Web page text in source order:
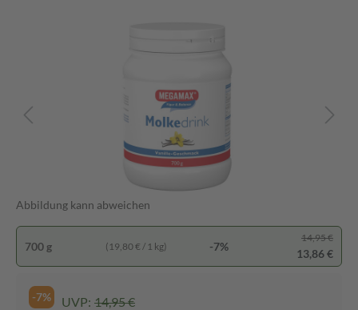
Abbildung kann abweichen
700 g (19,80 € / 1 kg) -7%
14,95 €
13,86 €
-7% UVP: 14,95 €